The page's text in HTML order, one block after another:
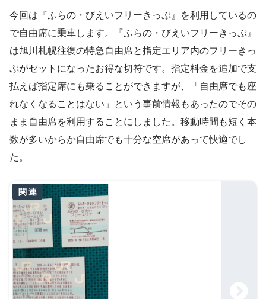
今回は『ふらの・びえいフリーきっぷ』を利用しているの
で自由席に乗車します。『ふらの・びえいフリーきっぷ』
は旭川札幌往復の特急自由席と指定エリア内のフリーきっ
ぷがセットになったお得な切符です。指定料金を追加で支
払えば指定席にも乗ることができますが、「自由席でも座
れなくなることはない」という事前情報もあったのでその
まま自由席を利用することにしました。移動時間も短く本
数が多いからか自由席でも十分な空席があって快適でし
た。